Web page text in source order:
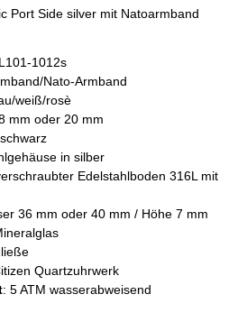
Port Side silver mit Natoarmband
1012s
Nato-Armband
weiß/rosè
mm oder 20 mm
in silber
Edelstahlboden 316L mit
36 mm oder 40 mm / Höhe 7 mm
Quartzuhrwerk
: 5 ATM wasserabweisend